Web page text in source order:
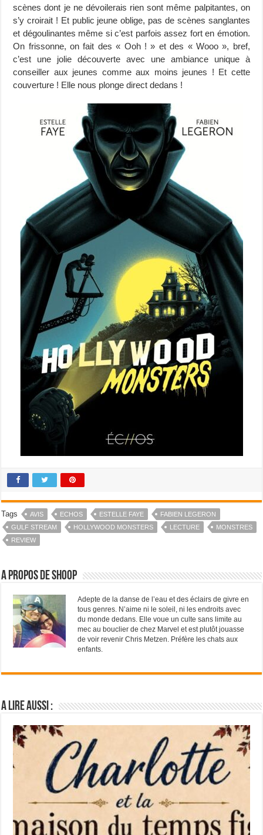
scènes dont je ne dévoilerais rien sont même palpitantes, on
s’y croirait ! Et public jeune oblige, pas de scènes sanglantes
et dégoulinantes même si c’est parfois assez fort en émotion.
On frissonne, on fait des « Ooh ! » et des « Wooo », bref,
c’est une jolie découverte avec une ambiance unique à
conseiller aux jeunes comme aux moins jeunes ! Et cette
couverture ! Elle nous plonge direct dedans !
Tags AVIS ECHOS ESTELLE FAYE
FABIEN LEGERON
GULF STREAM
HOLLYWOOD MONSTERS LECTURE
MONSTRES
REVIEW
A propos de Shoop
Adepte de la danse de l’eau et des éclairs de givre en
tous genres. N’aime ni le soleil, ni les endroits avec
du monde dedans. Elle voue un culte sans limite au
mec au bouclier de chez Marvel et est plutôt jouasse
de voir revenir Chris Metzen. Préfère les chats aux
enfants.
A lire aussi :